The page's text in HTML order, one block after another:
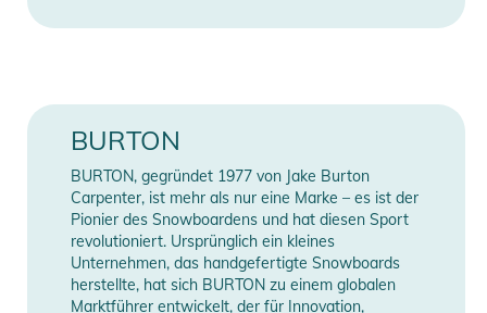
darunter 4x4, 3D®, und The Channel®.
gesamten Flexprofils des Boards
- Das MicroFLAD-System verwendet ein Hebel- und
Back einzustellen
- Smooth Glide Schnallen können einfach festgestellt werden
und verfügen über Aluminiumhebel und eine Stahlbasis für
mehr Festigkeit
- Der Reactstrap Ankle-Strap verfügt über eine minimierte
BURTON
BURTON, gegründet 1977 von Jake Burton
Carpenter, ist mehr als nur eine Marke – es ist der
Pionier des Snowboardens und hat diesen Sport
revolutioniert. Ursprünglich ein kleines
Unternehmen, das handgefertigte Snowboards
herstellte, hat sich BURTON zu einem globalen
Marktführer entwickelt, der für Innovation,